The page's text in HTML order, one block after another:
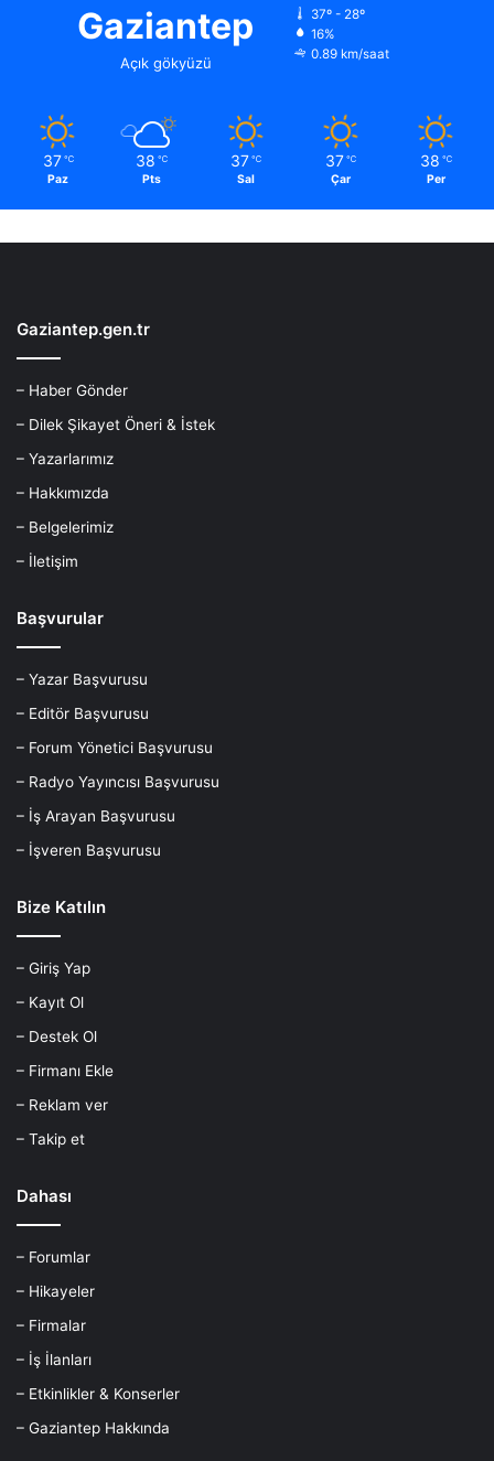
Gaziantep
Açık gökyüzü
37º - 28º
16%
0.89 km/saat
37 ℃
Paz
38 ℃
Pts
37 ℃
Sal
37 ℃
Çar
38 ℃
Per
Gaziantep.gen.tr
– Haber Gönder
– Dilek Şikayet Öneri & İstek
– Yazarlarımız
– Hakkımızda
– Belgelerimiz
– İletişim
Başvurular
– Yazar Başvurusu
– Editör Başvurusu
– Forum Yönetici Başvurusu
– Radyo Yayıncısı Başvurusu
– İş Arayan Başvurusu
– İşveren Başvurusu
Bize Katılın
– Giriş Yap
– Kayıt Ol
– Destek Ol
– Firmanı Ekle
– Reklam ver
– Takip et
Dahası
– Forumlar
– Hikayeler
– Firmalar
– İş İlanları
– Etkinlikler & Konserler
– Gaziantep Hakkında